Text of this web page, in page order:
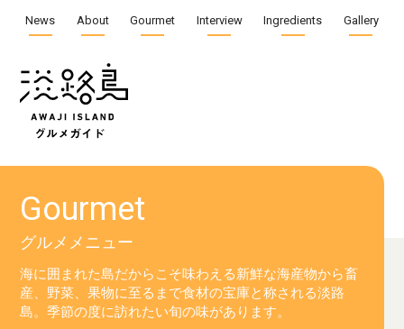
News About Gourmet Interview Ingredients Gallery
Gourmet
グルメメニュー
海に囲まれた島だからこそ味わえる新鮮な海産物から畜
産、野菜、果物に至るまで食材の宝庫と称される淡路
島。季節の度に訪れたい旬の味があります。